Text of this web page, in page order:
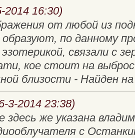
2014 16:30)
от любой из
образуют, по данному
связали с
кое стоит на
близости - Найден
3-2014 23:38)
здесь же указана
с